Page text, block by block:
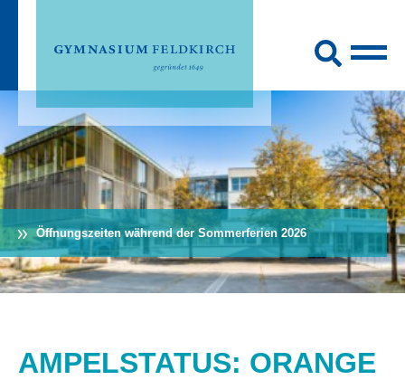
Öffnungszeiten während der Sommerferien 2026
AMPELSTATUS: ORANGE